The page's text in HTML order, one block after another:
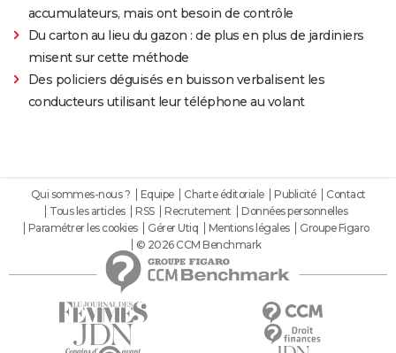
accumulateurs, mais ont besoin de contrôle
Du carton au lieu du gazon : de plus en plus de jardiniers
misent sur cette méthode
Des policiers déguisés en buisson verbalisent les
conducteurs utilisant leur téléphone au volant
Qui sommes-nous ? Equipe Charte éditoriale Publicité
Contact
Tous les articles
RSS Recrutement
Données personnelles
Paramétrer les cookies
Gérer Utiq Mentions légales
Groupe Figaro
© 2026 CCM Benchmark